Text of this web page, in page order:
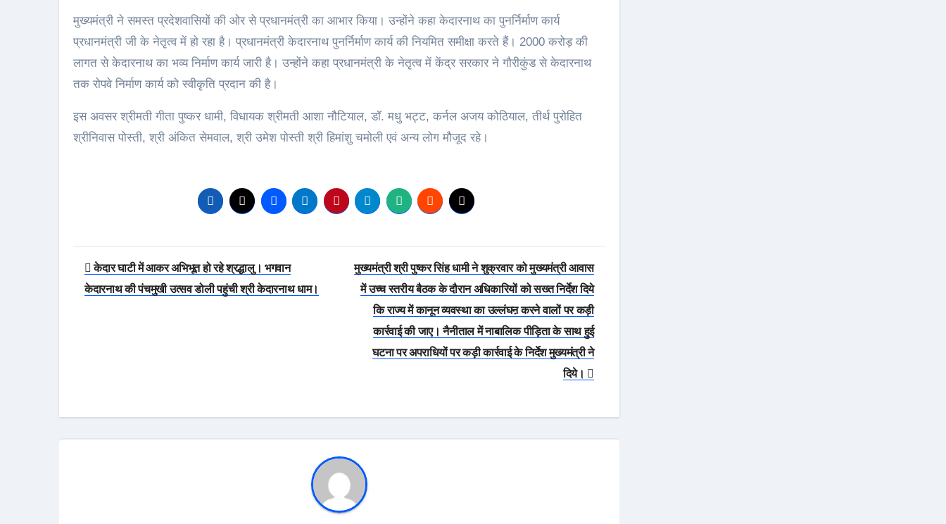
मुख्यमंत्री ने समस्त प्रदेशवासियों की ओर से प्रधानमंत्री का आभार किया। उन्होंने कहा केदारनाथ का पुनर्निर्माण कार्य
प्रधानमंत्री जी के नेतृत्व में हो रहा है। प्रधानमंत्री केदारनाथ पुनर्निर्माण कार्य की नियमित समीक्षा करते हैं। 2000 करोड़ की
लागत से केदारनाथ का भव्य निर्माण कार्य जारी है। उन्होंने कहा प्रधानमंत्री के नेतृत्व में केंद्र सरकार ने गौरीकुंड से केदारनाथ
तक रोपवे निर्माण कार्य को स्वीकृति प्रदान की है।
इस अवसर श्रीमती गीता पुष्कर धामी, विधायक श्रीमती आशा नौटियाल, डॉ. मधु भट्ट, कर्नल अजय कोठियाल, तीर्थ पुरोहित
श्रीनिवास पोस्ती, श्री अंकित सेमवाल, श्री उमेश पोस्ती श्री हिमांशु चमोली एवं अन्य लोग मौजूद रहे।
Post
navigation
केदार घाटी में आकर अभिभूत हो रहे श्रद्धालु। भगवान
केदारनाथ की पंचमुखी उत्सव डोली पहुंची श्री केदारनाथ धाम।
मुख्यमंत्री श्री पुष्कर सिंह धामी ने शुक्रवार को मुख्यमंत्री आवास
में उच्च स्तरीय बैठक के दौरान अधिकारियों को सख्त निर्देश दिये
कि राज्य में कानून व्यवस्था का उल्लंघऩ करने वालों पर कड़ी
कार्रवाई की जाए। नैनीताल में नाबालिक पीड़िता के साथ हुई
घटना पर अपराधियों पर कड़ी कार्रवाई के निर्देश मुख्यमंत्री ने
दिये।